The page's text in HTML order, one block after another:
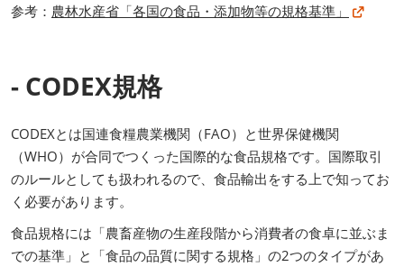
参考： 農林水産省「各国の食品・添加物等の規格基準」
- CODEX規格
CODEXとは国連食糧農業機関（FAO）と世界保健機関
（WHO）が合同でつくった国際的な食品規格です。国際取引
のルールとしても扱われるので、食品輸出をする上で知ってお
く必要があります。
食品規格には「農畜産物の生産段階から消費者の食卓に並ぶま
での基準」と「食品の品質に関する規格」の2つのタイプがあ